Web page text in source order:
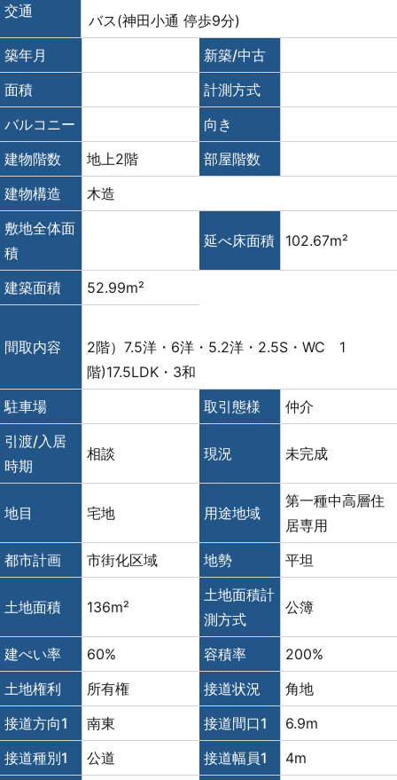
交通
バス(神田小通 停歩9分)
築年月
新築/中古
面積
計測方式
バルコニー
向き
建物階数
地上2階
部屋階数
建物構造
木造
敷地全体面
積
延べ床面積 102.67m²
建築面積 52.99m²
間取内容
2階）7.5洋・6洋・5.2洋・2.5S・WC 1
階)17.5LDK・3和
駐車場
取引態様
仲介
引渡/入居
時期
相談 現況 未完成
地目 宅地 用途地域
第一種中高層住
居専用
都市計画
市街化区域 地勢 平坦
土地面積 136m²
土地面積計
測方式
公簿
建ぺい率 60% 容積率
200%
土地権利
所有権 接道状況
角地
接道方向1
南東 接道間口1
6.9m
接道種別1
公道 接道幅員1
4m